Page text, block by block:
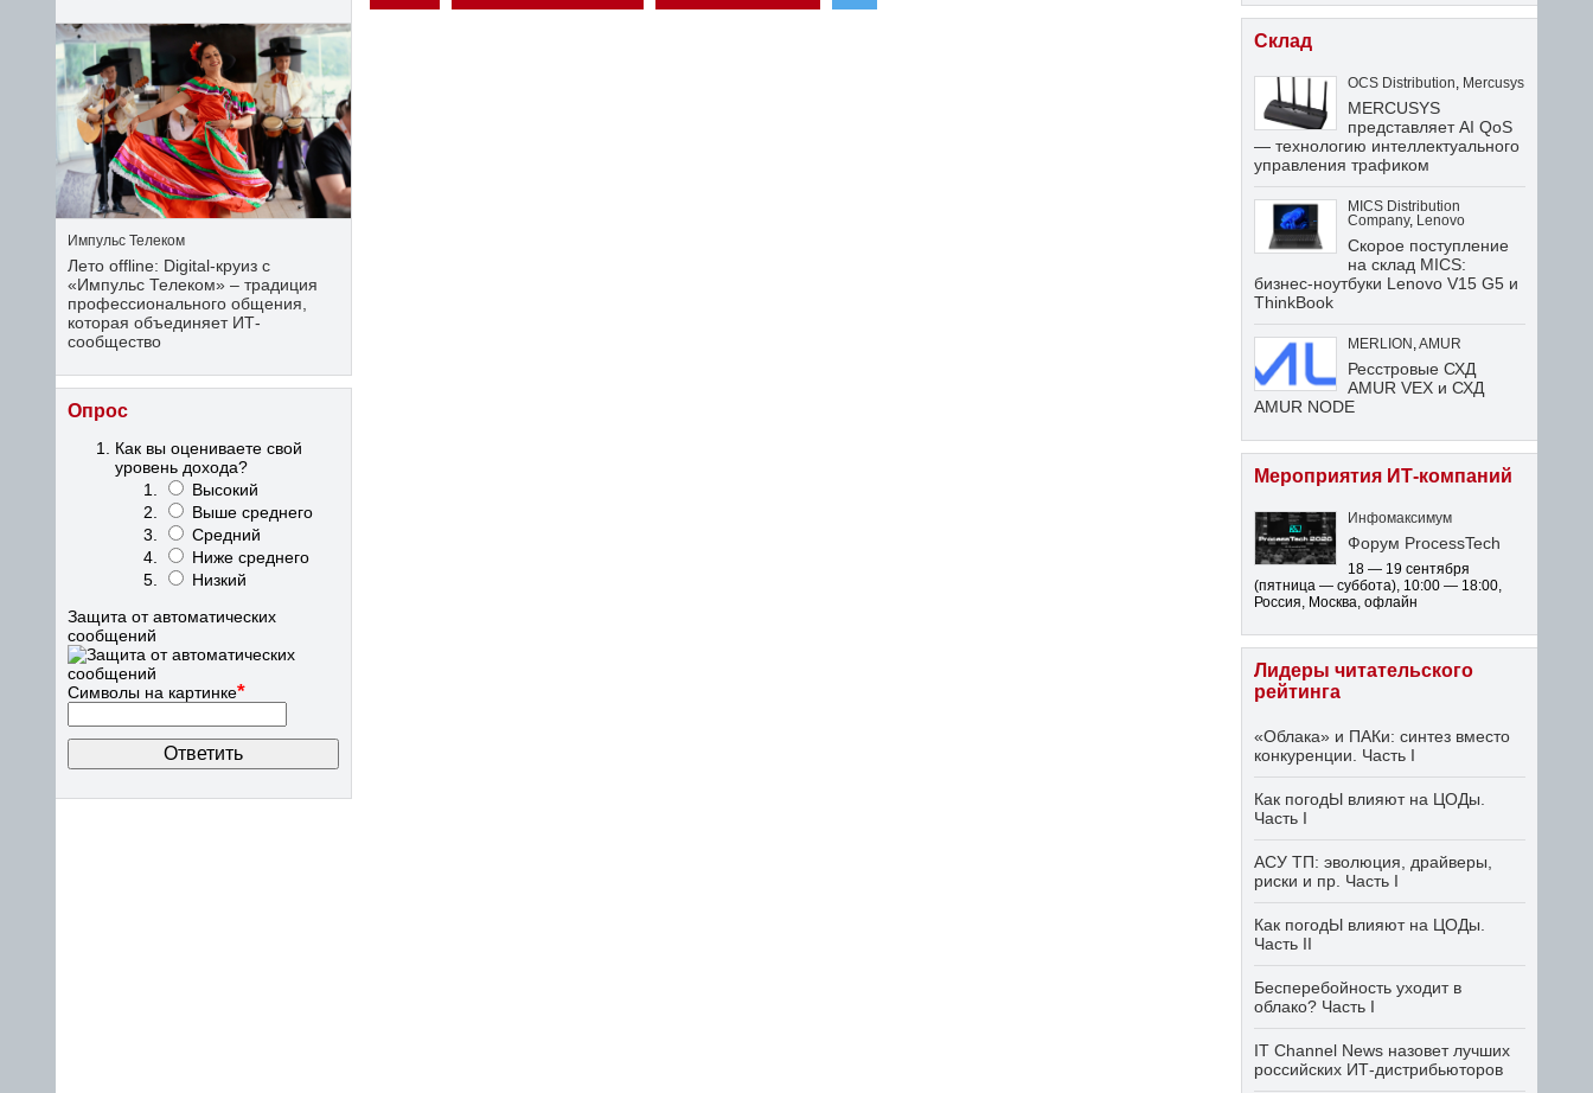
Импульс Телеком
Лето offline: Digital-круиз с
«Импульс Телеком» – традиция
профессионального общения,
которая объединяет ИТ-
сообщество
Опрос
Как вы оцениваете свой
уровень дохода?
Высокий
Выше среднего
Средний
Ниже среднего
Низкий
Защита от автоматических
сообщений
Символы на картинке*
Склад
OCS Distribution Mercusys
MERCUSYS
представляет AI QoS
— технологию интеллектуального
управления трафиком
MICS Distribution
Company, Lenovo
Скорое поступление
на склад MICS:
бизнес-ноутбуки Lenovo V15 G5 и
ThinkBook
MERLION AMUR
Ресстровые СХД
AMUR VEX и СХД
AMUR NODE
Мероприятия ИТ-компаний
Инфомаксимум
Форум ProcessTech
18 — 19 сентября
(пятница — суббота), 10:00 — 18:00,
Россия, Москва, офлайн
Лидеры читательского
рейтинга
«Облака» и ПАКи: синтез вместо
конкуренции. Часть I
Как погодЫ влияют на ЦОДы.
Часть I
АСУ ТП: эволюция, драйверы,
риски и пр. Часть I
Как погодЫ влияют на ЦОДы.
Часть II
Бесперебойность уходит в
облако? Часть I
IT Channel News назовет лучших
российских ИТ-дистрибьюторов